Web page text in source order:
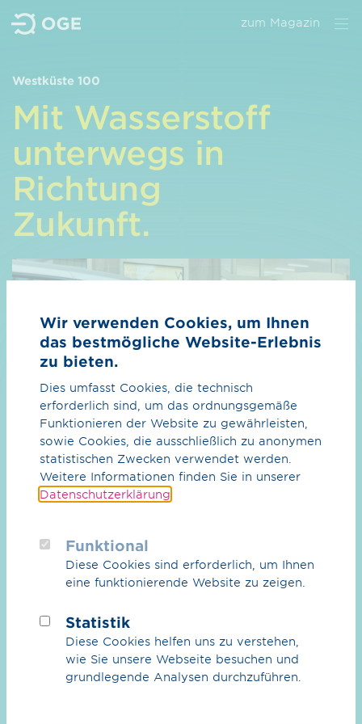
zum Magazin
Unser Anspruch
Nachhaltigkeit
Management
Kontakt
Wasserstoff
H₂-Kernnetz
H₂-Importkorridore
CO₂ im Überblick
Das CO₂-Netz
Partner
Erdgas & Biogas
Überblick Erdgas & Biogas
Biogas
Dienstleistungen
Wir verwenden Cookies, um Ihnen
das bestmögliche Website-Erlebnis
zu bieten.
Dies umfasst Cookies, die technisch
erforderlich sind, um das ordnungsgemäße
Funktionieren der Website zu gewährleisten,
sowie Cookies, die ausschließlich zu anonymen
statistischen Zwecken verwendet werden.
Weitere Informationen finden Sie in unserer
Datenschutzerklärung
Funktional
Diese Cookies sind erforderlich, um Ihnen
eine funktionierende Website zu zeigen.
Statistik
Diese Cookies helfen uns zu verstehen,
wie Sie unsere Webseite besuchen und
grundlegende Analysen durchzuführen.
Westküste 100
Mit Wasserstoff
unterwegs in
Richtung
Zukunft.
Zwei Wasserstoff-Experten von OGE
machen sich auf den Weg zu einem unserer
neuesten Projekte: dem Reallabor
beiden Reisenden fahren mit einem
Hyundai Nexo von Essen nach Schleswig-
Holstein. Wir meinen: Besser als mit einem
Wasserstoff-Fahrzeug kann man nicht zu